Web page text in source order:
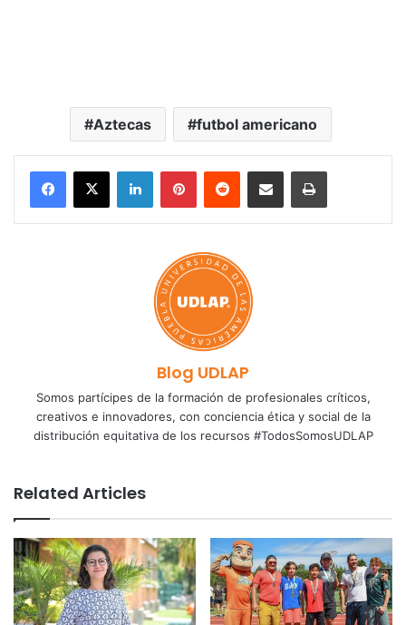
Aztecas futbol americano
LinkedInPinterestReddit Share via Email Print
Blog UDLAP
Somos partícipes de la formación de profesionales críticos,
creativos e innovadores, con conciencia ética y social de la
distribución equitativa de los recursos #TodosSomosUDLAP
Related Articles